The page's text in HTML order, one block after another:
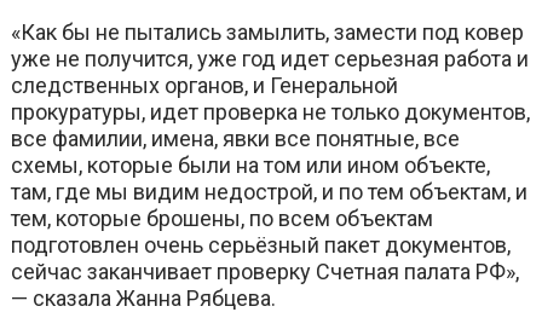
«Как бы не пытались замылить, замести под ковер
уже не получится, уже год идет серьезная работа и
следственных органов, и Генеральной
прокуратуры, идет проверка не только документов,
все фамилии, имена, явки все понятные, все
схемы, которые были на том или ином объекте,
там, где мы видим недострой, и по тем объектам, и
тем, которые брошены, по всем объектам
подготовлен очень серьёзный пакет документов,
сейчас заканчивает проверку Счетная палата РФ»,
— сказала Жанна Рябцева.